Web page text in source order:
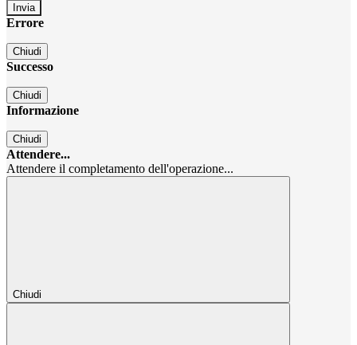
Errore
Chiudi
Successo
Chiudi
Informazione
Chiudi
Attendere...
Attendere il completamento dell'operazione...
Chiudi